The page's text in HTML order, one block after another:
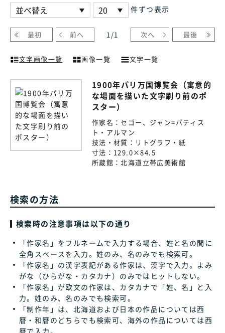
件ずつ表示
最初 前へ 1 /1 次へ 最後
文字画像一覧 画像一覧 文字一覧
1900年パリ万国博覧会（寓意的
な場面を描いた文字刷り前のポ
スター）
作家名：セゴー、ジャン=バティス
ト・アルマン
技法・材質： リトグラフ・紙
寸法： 129.0×84.5
所蔵館：北海道立帯広美術館
検索の方法
検索時の注意事項は以下の通り
「作家名」をフルネームで入力する場合、姓と名の間に
全角スペースを入力。姓のみ、名のみでも検索可。
「作家名」の漢字表記がある作家は、漢字で入力。よみ
がな（ひらがな・カタカナ）のみではヒットしない。
「作家名」が欧文の作家は、カタカナで「姓、名」と入
力。姓のみ、名のみでも検索可。
「制作年」は、北海道および日本の作品については西
暦・和暦のどちらでも検索可、海外の作品については西
暦で入力。